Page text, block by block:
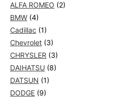
ALFA ROMEO (2)
BMW (4)
Cadillac (1)
Chevrolet (3)
CHRYSLER (3)
DAIHATSU (8)
DATSUN (1)
DODGE (9)